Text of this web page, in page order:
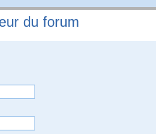
du forum